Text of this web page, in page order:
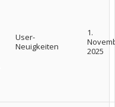
User-
Neuigkeiten
1.
2025